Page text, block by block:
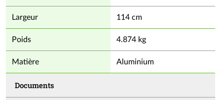
Largeur 114 cm
Poids 4.874 kg
Matière Aluminium
Documents